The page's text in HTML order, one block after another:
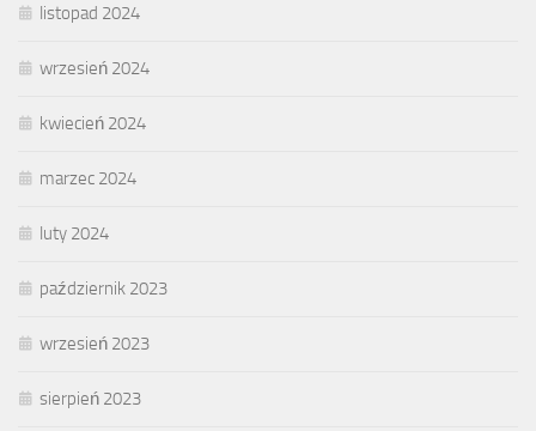
listopad 2024
wrzesień 2024
kwiecień 2024
marzec 2024
luty 2024
październik 2023
wrzesień 2023
sierpień 2023